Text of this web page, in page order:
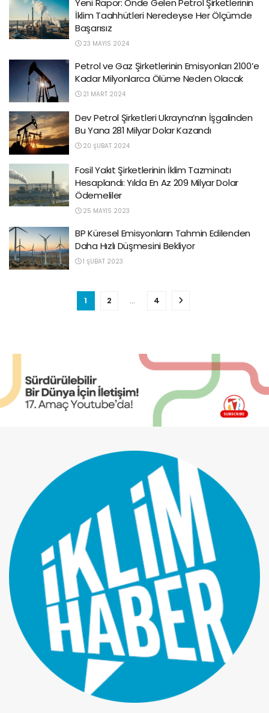
İklim Taahhütleri Neredeyse Her Ölçümde
Başarısız
23 MAYIS 2024
Petrol ve Gaz Şirketlerinin Emisyonları 2100’e
Kadar Milyonlarca Ölüme Neden Olacak
21 MART 2024
Dev Petrol Şirketleri Ukrayna’nın İşgalinden
Bu Yana 281 Milyar Dolar Kazandı
20 ŞUBAT 2024
Fosil Yakıt Şirketlerinin İklim Tazminatı
Hesaplandı: Yılda En Az 209 Milyar Dolar
Ödemeliler
25 MAYIS 2023
BP Küresel Emisyonların Tahmin Edilenden
Daha Hızlı Düşmesini Bekliyor
1 ŞUBAT 2023
1 2 … 4